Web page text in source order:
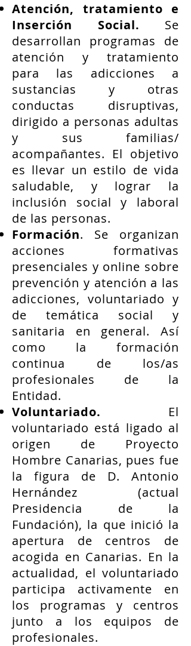
Atención, tratamiento e
Inserción Social. Se
desarrollan programas de
atención y tratamiento
para las adicciones a
sustancias y otras
conductas disruptivas,
dirigido a personas adultas
y sus familias/
acompañantes. El objetivo
es llevar un estilo de vida
saludable, y lograr la
inclusión social y laboral
de las personas.
Formación. Se organizan
acciones formativas
presenciales y online sobre
prevención y atención a las
adicciones, voluntariado y
de temática social y
sanitaria en general. Así
como la formación
continua de los/as
profesionales de la
Entidad.
Voluntariado. El
voluntariado está ligado al
origen de Proyecto
Hombre Canarias, pues fue
la figura de D. Antonio
Hernández (actual
Presidencia de la
Fundación), la que inició la
apertura de centros de
acogida en Canarias. En la
actualidad, el voluntariado
participa activamente en
los programas y centros
junto a los equipos de
profesionales.